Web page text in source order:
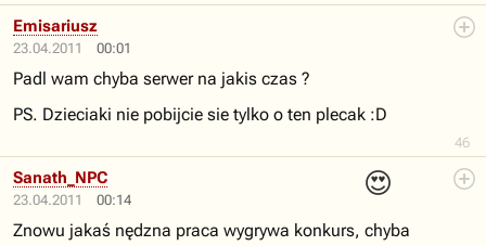
23.04.2011 00:01
46
Emisariusz
Padl wam chyba serwer na jakis czas ?
PS. Dzieciaki nie pobijcie sie tylko o ten plecak :D
23.04.2011 00:14
😍
Sanath_NPC
Znowu jakaś nędzna praca wygrywa konkurs, chyba